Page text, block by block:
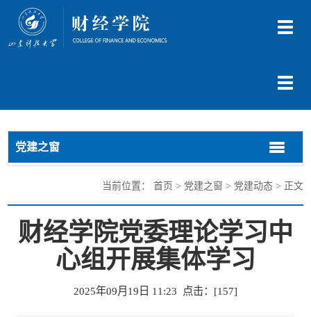
切
切
导
党建之窗
切
换
航
切
换
航
当前位置： 首页 > 党建之窗 > 党建动态> 正文
财经学院党委理论学习中
心组开展集体学习
2025年09月19日 11:23 点击：[157]